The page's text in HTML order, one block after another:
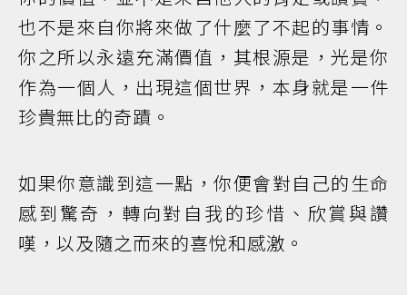
也不是來自你將來做了什麼了不起的事情。
你之所以永遠充滿價值，其根源是，光是你
作為一個人，出現這個世界，本身就是一件
珍貴無比的奇蹟。
如果你意識到這一點，你便會對自己的生命
感到驚奇，轉向對自我的珍惜、欣賞與讚
嘆，以及隨之而來的喜悅和感激。